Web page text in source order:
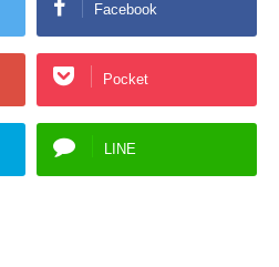
Facebook
Pocket
LINE